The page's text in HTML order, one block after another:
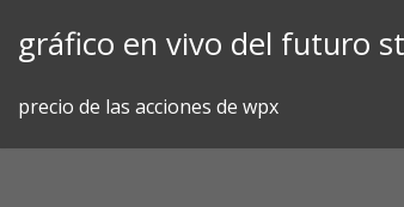
gráfico en vivo del futuro
precio de las acciones de wpx